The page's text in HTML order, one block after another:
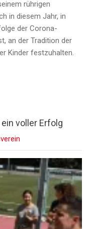
rührigen
in diesem Jahr, in
der Corona-
an der Tradition der
Kinder festzuhalten.
voller Erfolg